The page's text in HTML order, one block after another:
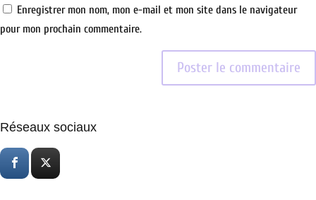
Enregistrer mon nom, mon e-mail et mon site dans le navigateur
pour mon prochain commentaire.
Réseaux sociaux